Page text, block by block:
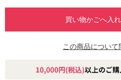
この商品について